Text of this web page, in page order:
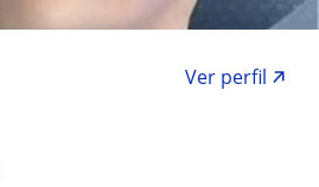
Ver perfil